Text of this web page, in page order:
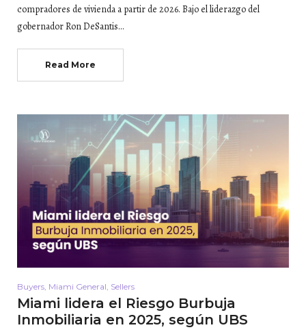
compradores de vivienda a partir de 2026. Bajo el liderazgo del
gobernador Ron DeSantis…
Read More
Buyers Miami General Sellers
Miami lidera el Riesgo Burbuja
Inmobiliaria en 2025, según UBS